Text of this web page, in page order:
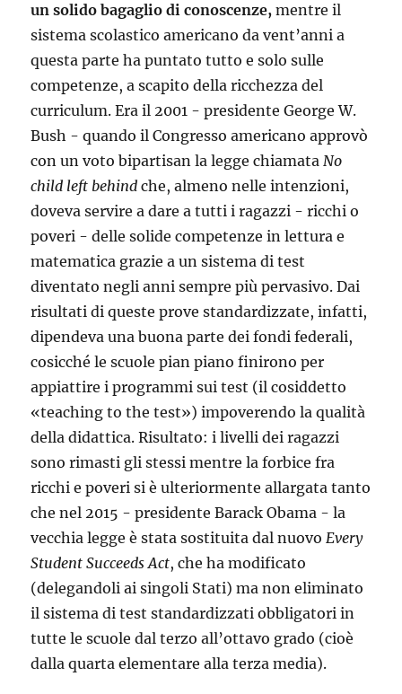
un solido bagaglio di conoscenze, mentre il
sistema scolastico americano da vent’anni a
questa parte ha puntato tutto e solo sulle
competenze, a scapito della ricchezza del
curriculum. Era il 2001 - presidente George W.
Bush - quando il Congresso americano approvò
con un voto bipartisan la legge chiamataNo
child left behindche, almeno nelle intenzioni,
doveva servire a dare a tutti i ragazzi - ricchi o
poveri - delle solide competenze in lettura e
matematica grazie a un sistema di test
diventato negli anni sempre più pervasivo. Dai
risultati di queste prove standardizzate, infatti,
dipendeva una buona parte dei fondi federali,
cosicché le scuole pian piano finirono per
appiattire i programmi sui test (il cosiddetto
«teaching to the test») impoverendo la qualità
della didattica. Risultato: i livelli dei ragazzi
sono rimasti gli stessi mentre la forbice fra
ricchi e poveri si è ulteriormente allargata tanto
che nel 2015 - presidente Barack Obama - la
vecchia legge è stata sostituita dal nuovo Every
Student Succeeds Act, che ha modificato
(delegandoli ai singoli Stati) ma non eliminato
il sistema di test standardizzati obbligatori in
tutte le scuole dal terzo all’ottavo grado (cioè
dalla quarta elementare alla terza media).